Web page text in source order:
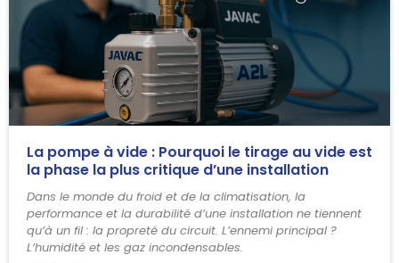
La pompe à vide : Pourquoi le tirage au vide est
la phase la plus critique d’une installation
Dans le monde du froid et de la climatisation, la
performance et la durabilité d’une installation ne tiennent
qu’à un fil : la propreté du circuit. L’ennemi principal ?
L’humidité et les gaz incondensables.